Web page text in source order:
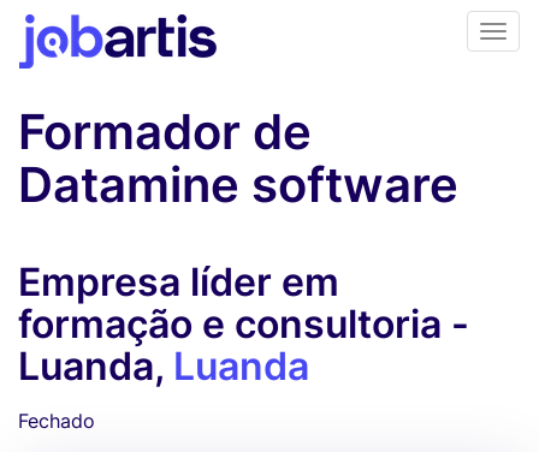
Formador de
Datamine software
Empresa líder em
formação e consultoria -
Luanda, Luanda
Fechado